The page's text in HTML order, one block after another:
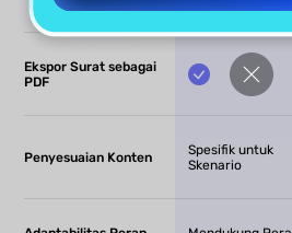
Ekspor Surat sebagai
PDF
Penyesuaian Konten
Spesifik untuk
Skenario